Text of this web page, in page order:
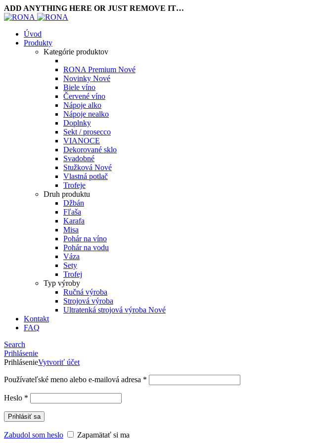
ADD ANYTHING HERE OR JUST REMOVE IT…
Úvod
Produkty
Kategórie produktov
RONA Premium Nové
Novinky Nové
Biele víno
Červené víno
Nápoje alko
Nápoje nealko
Doplnky
Sekt / prosecco
VIANOCE
Dekorované sklo
Svadobné
Stužková Nové
Vlastná potlač
Trofeje
Druh produktu
Džbán
Fľaša
Karafa
Misa
Pohár na víno
Pohár na vodu
Váza
Sety
Trofej
Typ výroby
Ručná výroba
Strojová výroba
Ultratenká strojová výroba Nové
Kontakt
FAQ
Search
Prihlásenie
PrihlásenieVytvoriť účet
Používateľské meno alebo e-mailová adresa *
Heslo *
Prihlásiť sa
Zabudol som heslo Zapamätať si ma